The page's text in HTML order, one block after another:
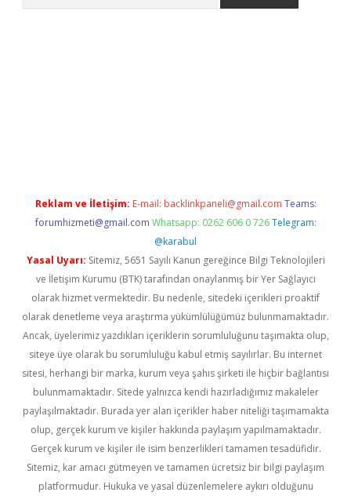
Reklam ve İletişim: E-mail: backlinkpaneli@gmail.com Teams:
forumhizmeti@gmail.com Whatsapp: 0262 606 0 726 Telegram:
@karabul
Yasal Uyarı: Sitemiz, 5651 Sayılı Kanun gereğince Bilgi Teknolojileri
ve İletişim Kurumu (BTK) tarafından onaylanmış bir Yer Sağlayıcı
olarak hizmet vermektedir. Bu nedenle, sitedeki içerikleri proaktif
olarak denetleme veya araştırma yükümlülüğümüz bulunmamaktadır.
Ancak, üyelerimiz yazdıkları içeriklerin sorumluluğunu taşımakta olup,
siteye üye olarak bu sorumluluğu kabul etmiş sayılırlar. Bu internet
sitesi, herhangi bir marka, kurum veya şahıs şirketi ile hiçbir bağlantısı
bulunmamaktadır. Sitede yalnızca kendi hazırladığımız makaleler
paylaşılmaktadır. Burada yer alan içerikler haber niteliği taşımamakta
olup, gerçek kurum ve kişiler hakkında paylaşım yapılmamaktadır.
Gerçek kurum ve kişiler ile isim benzerlikleri tamamen tesadüfidir.
Sitemiz, kar amacı gütmeyen ve tamamen ücretsiz bir bilgi paylaşım
platformudur. Hukuka ve yasal düzenlemelere aykırı olduğunu